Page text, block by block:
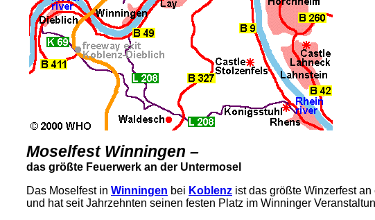
Moselfest Winningen –
das größte Feuerwerk an der Untermosel
Das Moselfest in Winningen bei Koblenz ist das größte Winzerfest an
und hat seit Jahrzehnten seinen festen Platz im Winninger